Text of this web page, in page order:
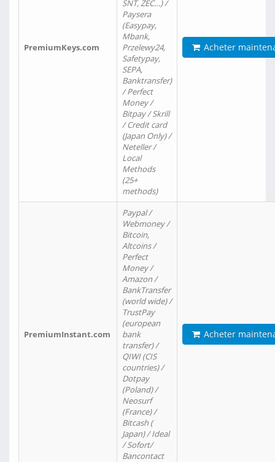
PremiumKeys.com
SNT, ZEC…) /
Paysera
(Easypay,
Mbank,
Przelewy24,
Safetypay,
SEPA,
Banktransfer)
/ Perfect
Money /
Bitpay / Skrill
/ Credit card
(Japan Only) /
Neteller /
Local
Methods
(25+
methods)
Acheter
PremiumInstant.com
Paypal /
Webmoney /
Bitcoin,
Altcoins /
Perfect
Money /
Amazon /
BankTransfer
(world wide) /
TrustPay
(european
bank
transfer) /
QIWI (CIS
countries) /
Dotpay
(Poland) /
Neosurf
(France) /
Bitcash (
Japan) / Ideal
/ Sofort/
Bancontact
Acheter